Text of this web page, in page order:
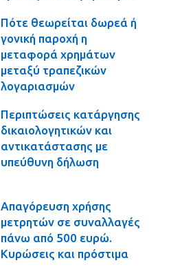
Πότε θεωρείται δωρεά ή
γονική παροχή η
μεταφορά χρημάτων
μεταξύ τραπεζικών
λογαριασμών
Περιπτώσεις κατάργησης
δικαιολογητικών και
αντικατάστασης με
υπεύθυνη δήλωση
Απαγόρευση χρήσης
μετρητών σε συναλλαγές
πάνω από 500 ευρώ.
Κυρώσεις και πρόστιμα